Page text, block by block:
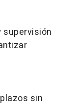
supervisión
sin